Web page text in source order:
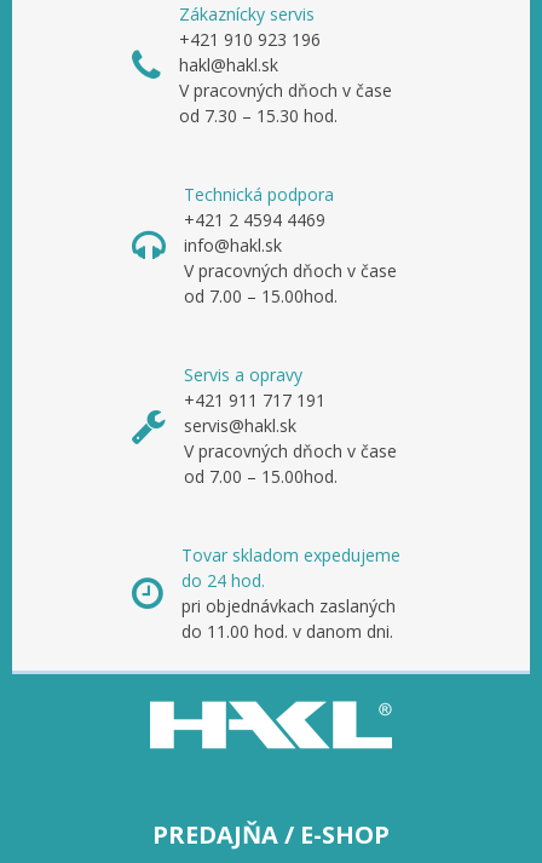
Zákaznícky servis
+421 910 923 196
hakl@hakl.sk
V pracovných dňoch v čase
od 7.30 – 15.30 hod.
Technická podpora
+421 2 4594 4469
info@hakl.sk
V pracovných dňoch v čase
od 7.00 – 15.00hod.
Servis a opravy
+421 911 717 191
servis@hakl.sk
V pracovných dňoch v čase
od 7.00 – 15.00hod.
Tovar skladom expedujeme
do 24 hod.
pri objednávkach zaslaných
do 11.00 hod. v danom dni.
PREDAJŇA / E-SHOP